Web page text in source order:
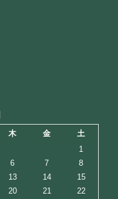
木 金
土
1
6 7
8
13 14
15
20 21
22